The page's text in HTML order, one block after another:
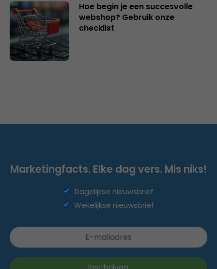
Hoe begin je een succesvolle
webshop? Gebruik onze
checklist
Marketingfacts. Elke dag vers. Mis niks!
Dagelijkse nieuwsbrief
Wekelijkse nieuwsbrief